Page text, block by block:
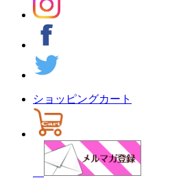
ショッピングカート